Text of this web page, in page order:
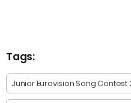
Tags:
Junior Eurovision Song Contest